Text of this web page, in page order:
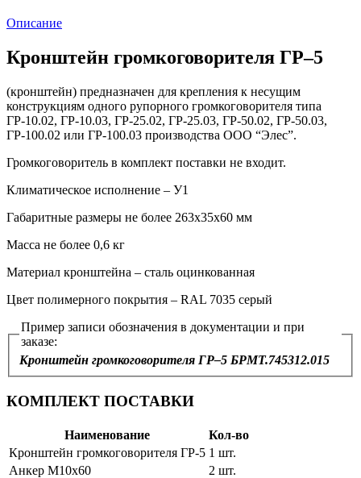
Описание
Кронштейн громкоговорителя ГР–5
(кронштейн) предназначен для крепления к несущим
конструкциям одного рупорного громкоговорителя типа
ГР-10.02, ГР-10.03, ГР-25.02, ГР-25.03, ГР-50.02, ГР-50.03,
ГР-100.02 или ГР-100.03 производства ООО “Элес”.
Громкоговоритель в комплект поставки не входит.
Климатическое исполнение – У1
Габаритные размеры не более 263х35х60 мм
Масса не более 0,6 кг
Материал кронштейна – сталь оцинкованная
Цвет полимерного покрытия – RAL 7035 серый
Пример записи обозначения в документации и при
заказе:
Кронштейн громкоговорителя ГР–5 БРМТ.745312.015
КОМПЛЕКТ ПОСТАВКИ
Наименование
Кол-во
Кронштейн громкоговорителя ГР-5 1 шт.
Анкер М10x60
2 шт.